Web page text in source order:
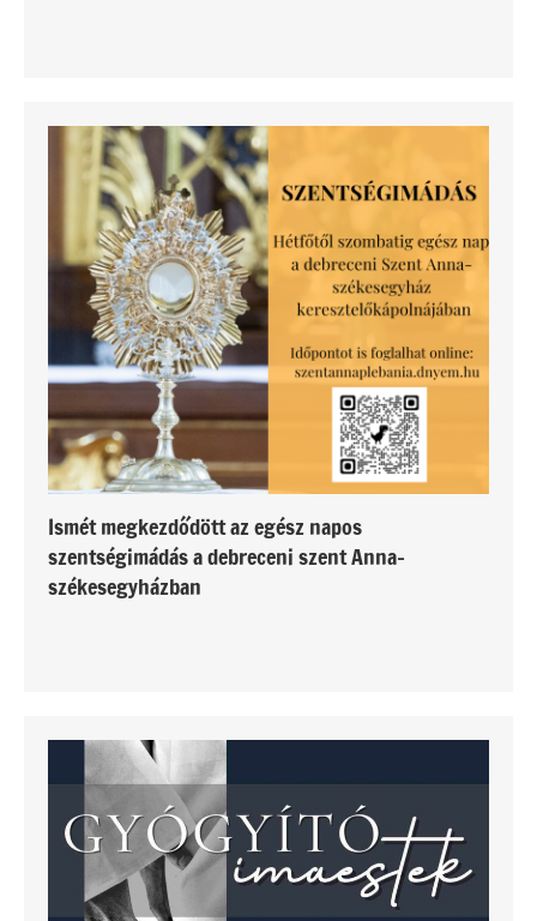
Ismét megkezdődött az egész napos
szentségimádás a debreceni szent Anna-
székesegyházban